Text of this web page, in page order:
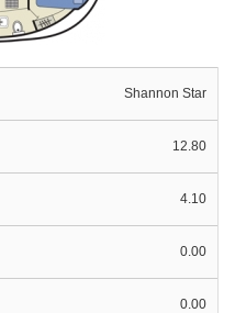
Shannon Star
12.80
4.10
0.00
0.00